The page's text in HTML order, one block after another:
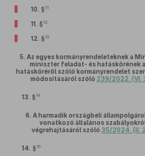
10. § 11
11. § 12
12. § 13
5. Az egyes kormányrendeleteknek a
miniszter feladat- és hatáskörének
hatásköréről szóló kormányrendelet
módosításáról szóló 239/2022. (VI.
13. § 14
6. A harmadik országbeli
vonatkozó általános
végrehajtásáról szóló 35/2024. (II.
14. § 15